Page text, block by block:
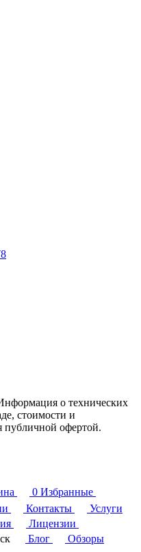
о технических
стоимости и
публичной офертой.
0 Избранные
Контакты
Услуги
Лицензии
Блог Обзоры